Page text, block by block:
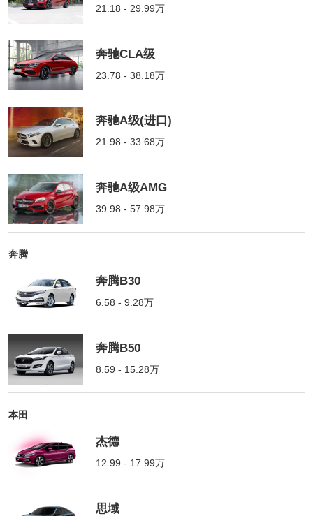
21.18 - 29.99万
奔驰CLA级
23.78 - 38.18万
奔驰A级(进口)
21.98 - 33.68万
奔驰A级AMG
39.98 - 57.98万
奔腾
奔腾B30
6.58 - 9.28万
奔腾B50
8.59 - 15.28万
本田
杰德
12.99 - 17.99万
思域